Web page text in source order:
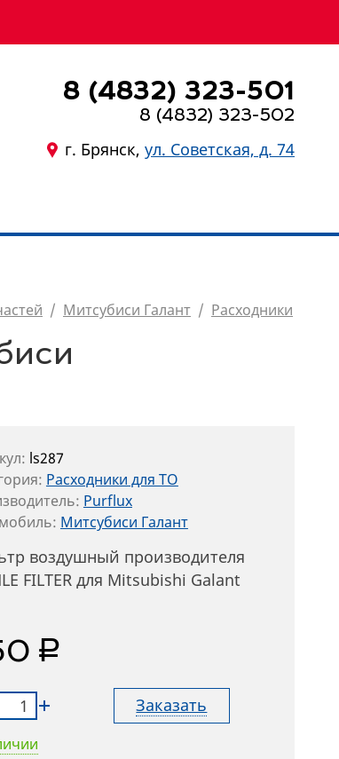
8 (4832) 323-501
8 (4832) 323-502
г. Брянск, ул. Советская, д. 74
/ Митсубиси Галант / Расходники
ls287
Расходники для ТО
Purflux
Митсубиси Галант
воздушный производителя
FILTER для Mitsubishi Galant
руб.
Заказать